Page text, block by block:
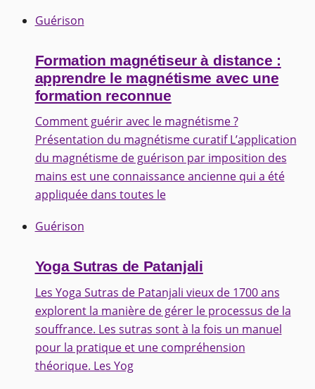
Guérison
Formation magnétiseur à distance :
apprendre le magnétisme avec une
formation reconnue
Comment guérir avec le magnétisme ?
Présentation du magnétisme curatif L’application
du magnétisme de guérison par imposition des
mains est une connaissance ancienne qui a été
appliquée dans toutes le
Guérison
Yoga Sutras de Patanjali
Les Yoga Sutras de Patanjali vieux de 1700 ans
explorent la manière de gérer le processus de la
souffrance. Les sutras sont à la fois un manuel
pour la pratique et une compréhension
théorique. Les Yog